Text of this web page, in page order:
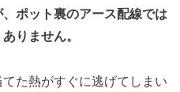
ポット裏のアース配線では
りません。
た熱がすぐに逃げてしまい